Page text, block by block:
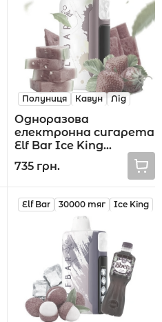
Рус
Полуниця Кавун Лід
Одноразова
електронна сигарета
Elf Bar Ice King
Strawberry
Watermelon 30000 тяг
735 грн.
Elf Bar 30000 тяг Ice King